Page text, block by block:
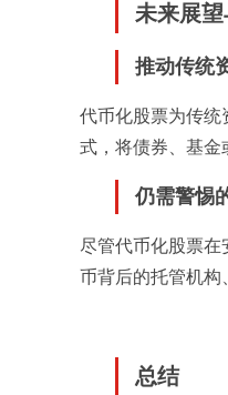
未来展
推动传统
代币化股票为传统
式，将债券、基金
仍需警惕
尽管代币化股票
币背后的托管机构
总结